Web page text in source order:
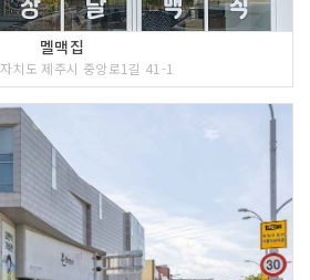
멜맥집
치도 제주시 중앙로1길 41-1